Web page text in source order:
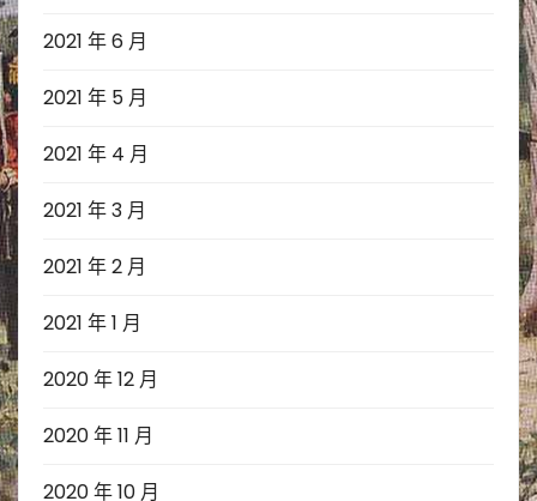
2021 年 6 月
2021 年 5 月
2021 年 4 月
2021 年 3 月
2021 年 2 月
2021 年 1 月
2020 年 12 月
2020 年 11 月
2020 年 10 月